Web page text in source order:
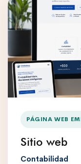
PÁGINA WEB
Sitio web
Contabilidad